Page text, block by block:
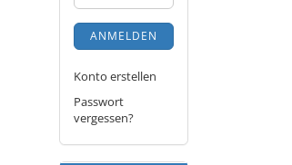
ANMELDEN
Konto erstellen
Passwort
vergessen?